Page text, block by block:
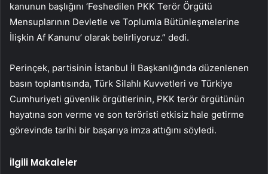
kanunun başlığını ‘Feshedilen PKK Terör Örgütü
Mensuplarının Devletle ve Toplumla Bütünleşmelerine
İlişkin Af Kanunu’ olarak belirliyoruz.” dedi.
Perinçek, partisinin İstanbul İl Başkanlığında düzenlenen
basın toplantısında, Türk Silahlı Kuvvetleri ve Türkiye
Cumhuriyeti güvenlik örgütlerinin, PKK terör örgütünün
hayatına son verme ve son teröristi etkisiz hale getirme
görevinde tarihi bir başarıya imza attığını söyledi.
İlgili Makaleler